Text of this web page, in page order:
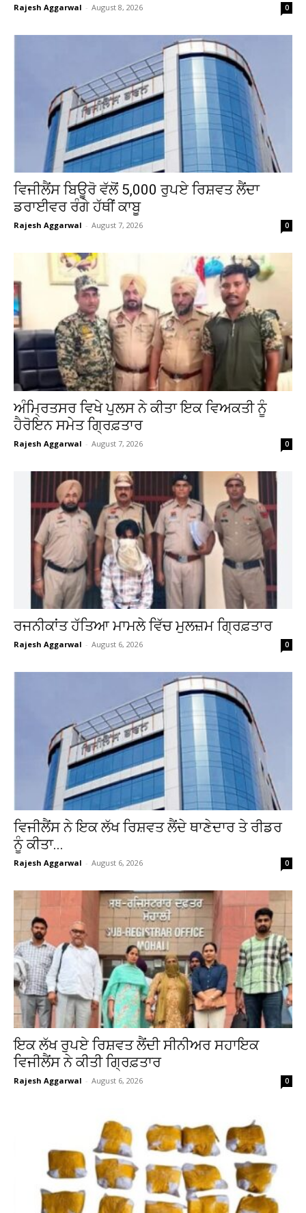
Rajesh Aggarwal - August 8, 2026 0
ਵਿਜੀਲੈਂਸ ਬਿਊਰੋ ਵੱਲੋਂ 5,000 ਰੁਪਏ ਰਿਸ਼ਵਤ ਲੈਂਦਾ
ਡਰਾਈਵਰ ਰੰਗੇ ਹੱਥੀਂ ਕਾਬੂ
Rajesh Aggarwal - August 7, 2026 0
ਅੰਮ੍ਰਿਤਸਰ ਵਿਖੇ ਪੁਲਸ ਨੇ ਕੀਤਾ ਇਕ ਵਿਅਕਤੀ ਨੂੰ
ਹੈਰੋਇਨ ਸਮੇਤ ਗ੍ਰਿਫ਼ਤਾਰ
Rajesh Aggarwal - August 7, 2026 0
ਰਜਨੀਕਾਂਤ ਹੱਤਿਆ ਮਾਮਲੇ ਵਿੱਚ ਮੁਲਜ਼ਮ ਗ੍ਰਿਫ਼ਤਾਰ
Rajesh Aggarwal - August 6, 2026 0
ਵਿਜੀਲੈਂਸ ਨੇ ਇਕ ਲੱਖ ਰਿਸ਼ਵਤ ਲੈਂਦੇ ਥਾਣੇਦਾਰ ਤੇ ਰੀਡਰ
ਨੂੰ ਕੀਤਾ...
Rajesh Aggarwal - August 6, 2026 0
ਇਕ ਲੱਖ ਰੁਪਏ ਰਿਸ਼ਵਤ ਲੈਂਦੀ ਸੀਨੀਅਰ ਸਹਾਇਕ
ਵਿਜੀਲੈਂਸ ਨੇ ਕੀਤੀ ਗ੍ਰਿਫ਼ਤਾਰ
Rajesh Aggarwal - August 6, 2026 0